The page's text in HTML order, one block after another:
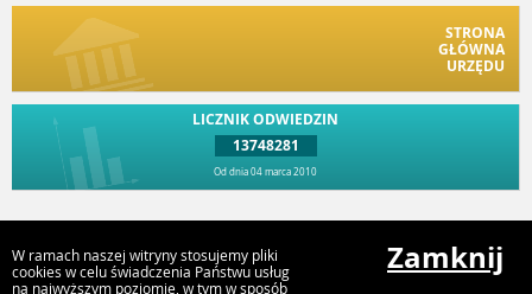
STRONA
GŁÓWNA
URZĘDU
LICZNIK ODWIEDZIN
13748281
Od dnia 04 marca 2010
W ramach naszej witryny stosujemy pliki
cookies w celu świadczenia Państwu usług
na najwyższym poziomie, w tym w sposób
Zamknij